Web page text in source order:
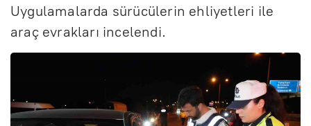
Uygulamalarda sürücülerin ehliyetleri ile
araç evrakları incelendi.